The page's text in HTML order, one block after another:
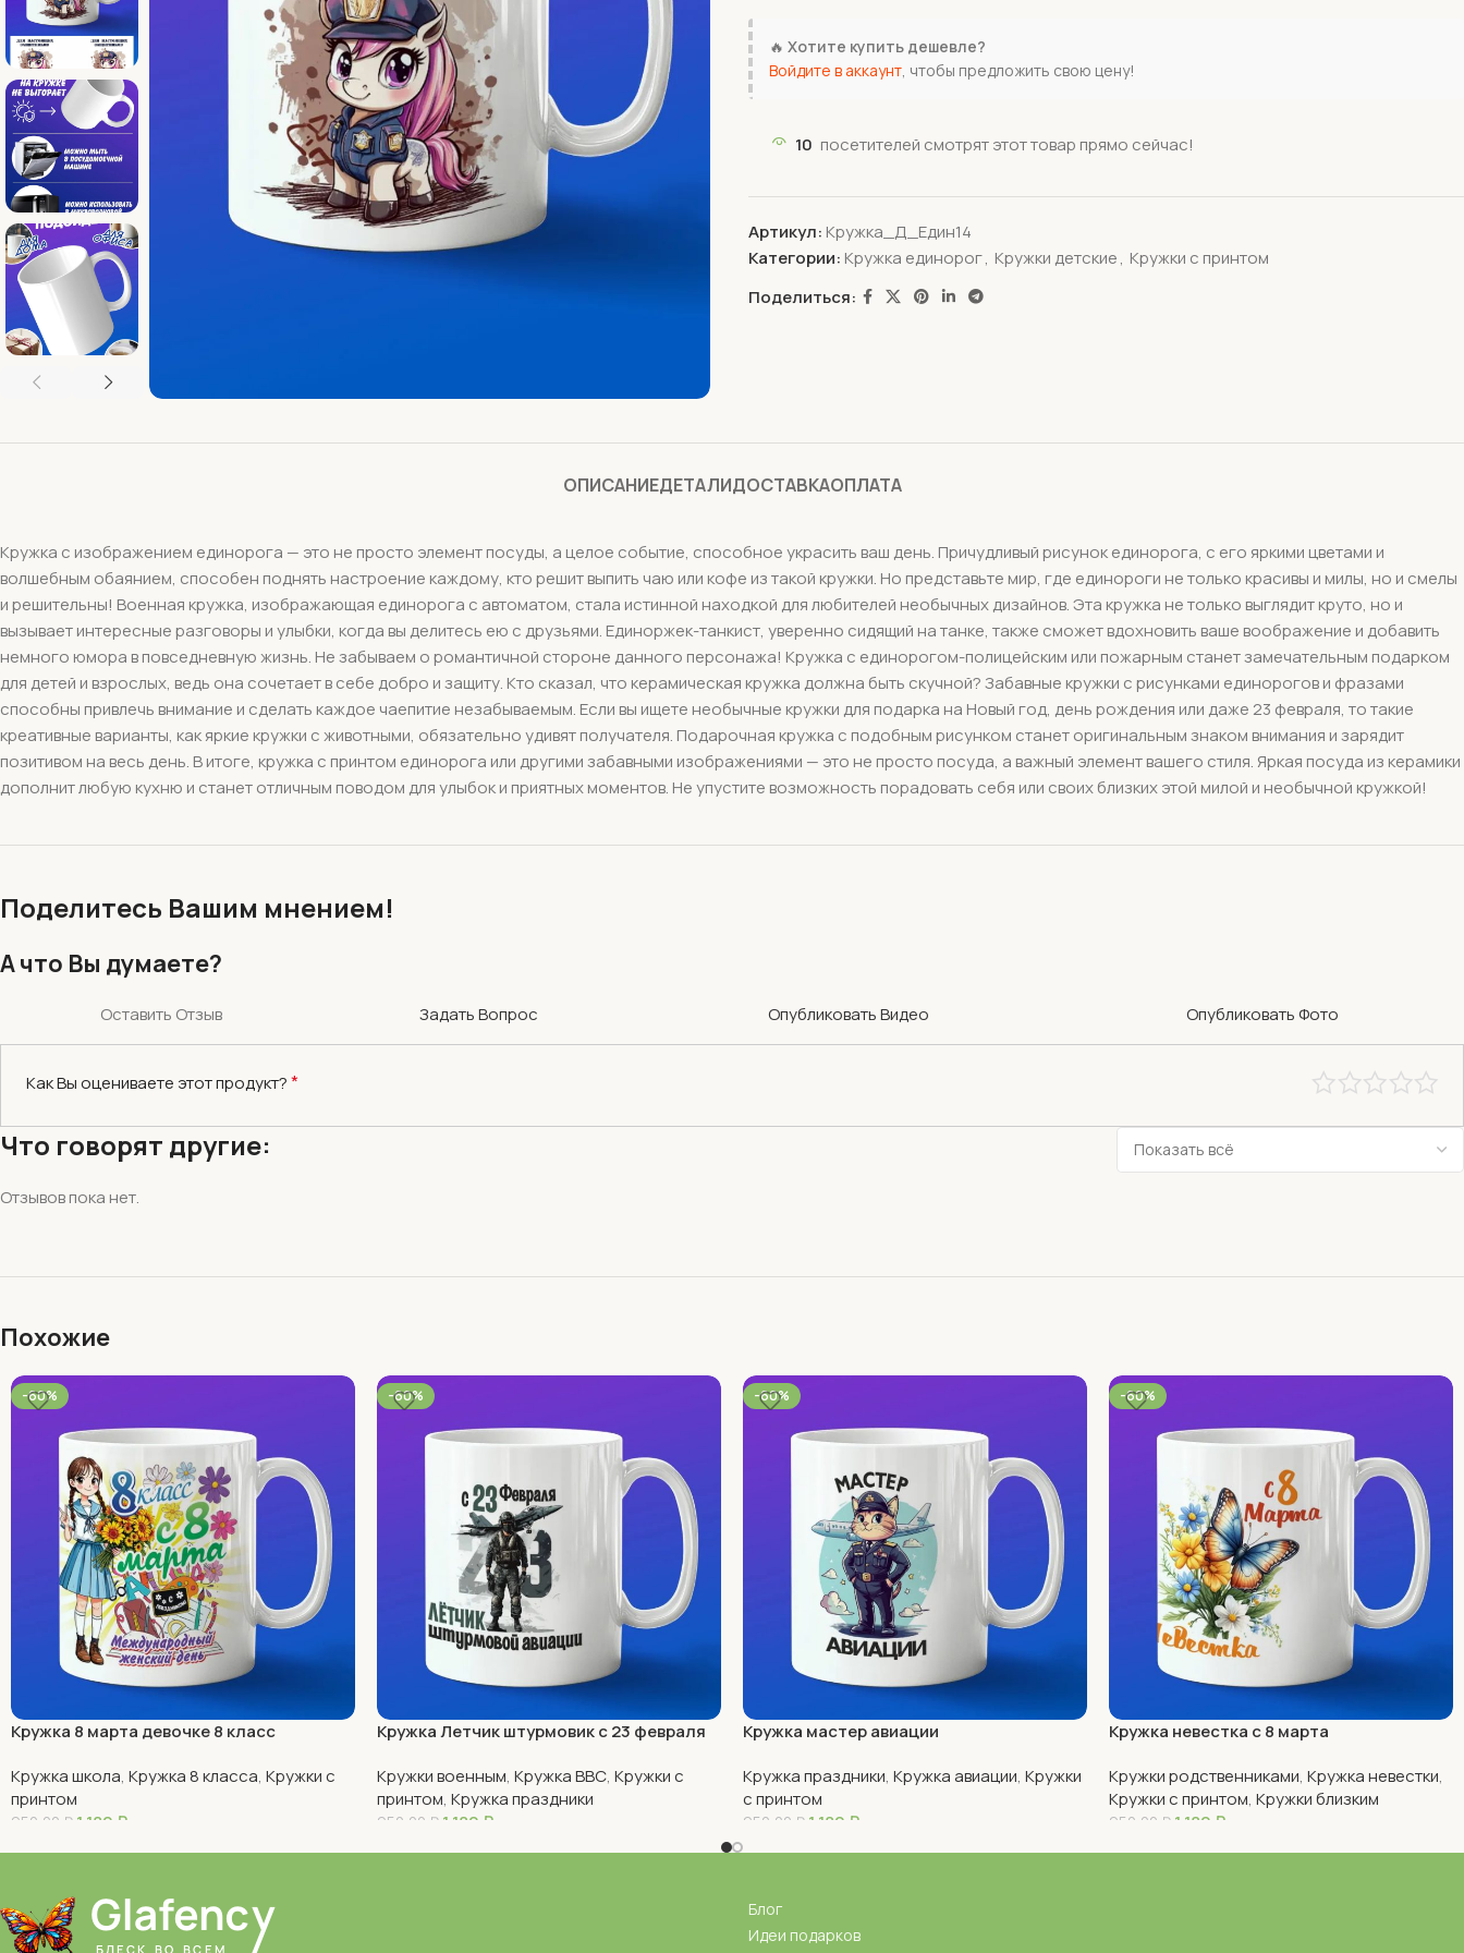
🔥 Хотите купить дешевле?
Войдите в аккаунт, чтобы предложить свою цену!
10 посетителей смотрят этот товар прямо сейчас!
Артикул: Кружка_Д_Един14
Категории: Кружка единорог, Кружки детские, Кружки с принтом
Поделиться:
ОПИСАНИЕДЕТАЛИДОСТАВКАОПЛАТА
Кружка с изображением единорога — это не просто элемент посуды, а целое событие, способное украсить ваш день. Причудливый рисунок единорога, с его яркими цветами и
волшебным обаянием, способен поднять настроение каждому, кто решит выпить чаю или кофе из такой кружки. Но представьте мир, где единороги не только красивы и милы, но и смелы
и решительны! Военная кружка, изображающая единорога с автоматом, стала истинной находкой для любителей необычных дизайнов. Эта кружка не только выглядит круто, но и
вызывает интересные разговоры и улыбки, когда вы делитесь ею с друзьями. Единоржек-танкист, уверенно сидящий на танке, также сможет вдохновить ваше воображение и добавить
немного юмора в повседневную жизнь. Не забываем о романтичной стороне данного персонажа! Кружка с единорогом-полицейским или пожарным станет замечательным подарком
для детей и взрослых, ведь она сочетает в себе добро и защиту. Кто сказал, что керамическая кружка должна быть скучной? Забавные кружки с рисунками единорогов и фразами
способны привлечь внимание и сделать каждое чаепитие незабываемым. Если вы ищете необычные кружки для подарка на Новый год, день рождения или даже 23 февраля, то такие
креативные варианты, как яркие кружки с животными, обязательно удивят получателя. Подарочная кружка с подобным рисунком станет оригинальным знаком внимания и зарядит
позитивом на весь день. В итоге, кружка с принтом единорога или другими забавными изображениями — это не просто посуда, а важный элемент вашего стиля. Яркая посуда из керамики
дополнит любую кухню и станет отличным поводом для улыбок и приятных моментов. Не упустите возможность порадовать себя или своих близких этой милой и необычной кружкой!
Поделитесь Вашим мнением!
А что Вы думаете?
Оставить Отзыв Задать Вопрос Опубликовать Видео Опубликовать Фото
Как Вы оцениваете этот продукт?*
Что говорят другие:
Отзывов пока нет.
Похожие
-60%
Кружка 8 марта девочке 8 класс
Кружка школа, Кружка 8 класса, Кружки с
принтом
950,00 ₽ 1 180 ₽
В Корзину
-60%
Кружка Летчик штурмовик с 23 февраля
Кружки военным, Кружка ВВС, Кружки с
принтом, Кружка праздники
950,00 ₽ 1 180 ₽
В Корзину
-60%
Кружка мастер авиации
Кружка праздники, Кружка авиации, Кружки
с принтом
950,00 ₽ 1 180 ₽
В Корзину
-60%
Кружка невестка с 8 марта
Кружки родственниками, Кружка невестки,
Кружки с принтом, Кружки близким
950,00 ₽ 1 180 ₽
В Корзину
Блог
Идеи подарков